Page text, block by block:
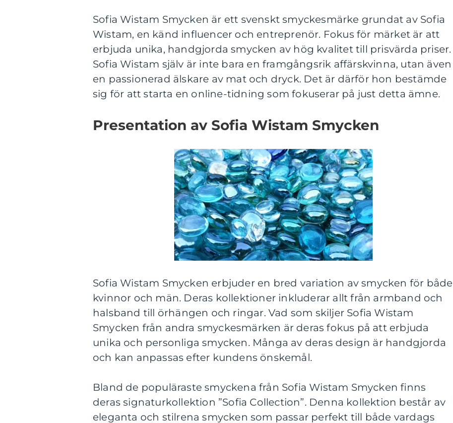
Sofia Wistam Smycken är ett svenskt smyckesmärke grundat av Sofia
Wistam, en känd influencer och entreprenör. Fokus för märket är att
erbjuda unika, handgjorda smycken av hög kvalitet till prisvärda priser.
Sofia Wistam själv är inte bara en framgångsrik affärskvinna, utan även
en passionerad älskare av mat och dryck. Det är därför hon bestämde
sig för att starta en online-tidning som fokuserar på just detta ämne.
Presentation av Sofia Wistam Smycken
Sofia Wistam Smycken erbjuder en bred variation av smycken för både
kvinnor och män. Deras kollektioner inkluderar allt från armband och
halsband till örhängen och ringar. Vad som skiljer Sofia Wistam
Smycken från andra smyckesmärken är deras fokus på att erbjuda
unika och personliga smycken. Många av deras design är handgjorda
och kan anpassas efter kundens önskemål.
Bland de populäraste smyckena från Sofia Wistam Smycken finns
deras signaturkollektion ”Sofia Collection”. Denna kollektion består av
eleganta och stilrena smycken som passar perfekt till både vardags